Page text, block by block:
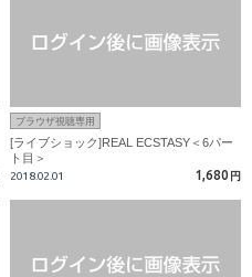
ブラウザ視聴専用
[ライブショック]REAL ECSTASY＜6パー
ト目＞
2018.02.01 1,680 円